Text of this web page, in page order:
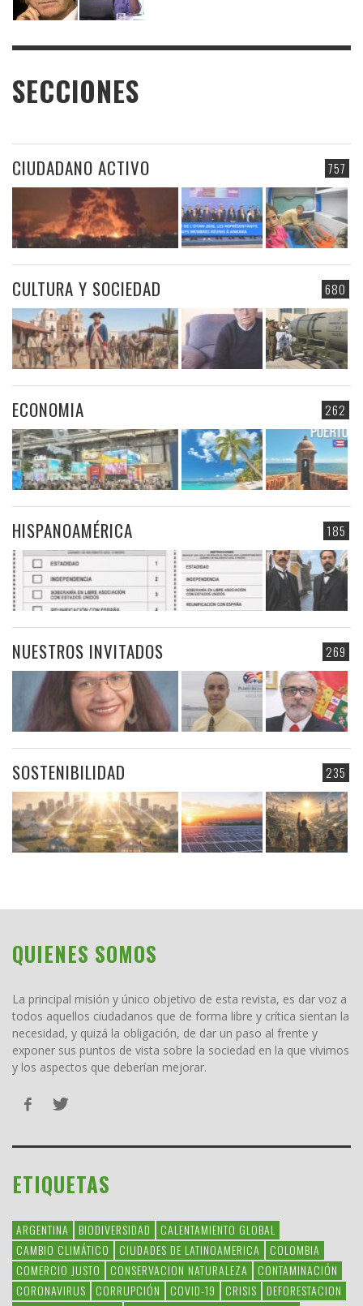
SECCIONES
757
CIUDADANO ACTIVO
680
CULTURA Y SOCIEDAD
262
ECONOMIA
185
HISPANOAMÉRICA
269
NUESTROS INVITADOS
235
SOSTENIBILIDAD
QUIENES SOMOS
La principal misión y único objetivo de esta revista, es dar voz a
todos aquellos ciudadanos que de forma libre y crítica sientan la
necesidad, y quizá la obligación, de dar un paso al frente y
exponer sus puntos de vista sobre la sociedad en la que vivimos
y los aspectos que deberían mejorar.
ETIQUETAS
ARGENTINA BIODIVERSIDAD
CALENTAMIENTO GLOBAL
CAMBIO CLIMÁTICO
CIUDADES DE LATINOAMERICA
COLOMBIA
COMERCIO JUSTO
CONSERVACION NATURALEZA
CONTAMINACIÓN
CORONAVIRUS
CORRUPCIÓN COVID-19 CRISIS
DEFORESTACION